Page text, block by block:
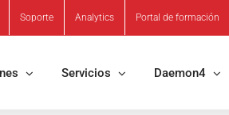
Soporte Analytics Portal de formación
Servicios Daemon4